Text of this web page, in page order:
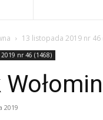
13 listopada 2019 nr 46
2019 nr 46 (1468)
2019